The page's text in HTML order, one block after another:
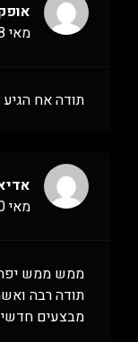
מאי 18, 2021
תודה אח הגיע
מאי 30, 2021
ממש ממש יפה
תודה רבה
מבצעים